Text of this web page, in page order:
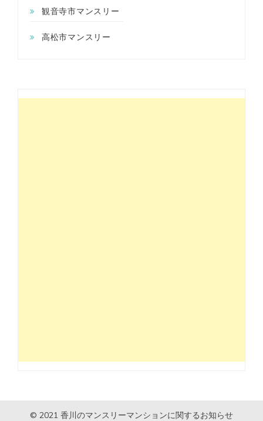
観音寺市マンスリー
高松市マンスリー
© 2021 香川のマンスリーマンションに関するお知らせ